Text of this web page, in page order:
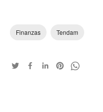
Finanzas Tendam